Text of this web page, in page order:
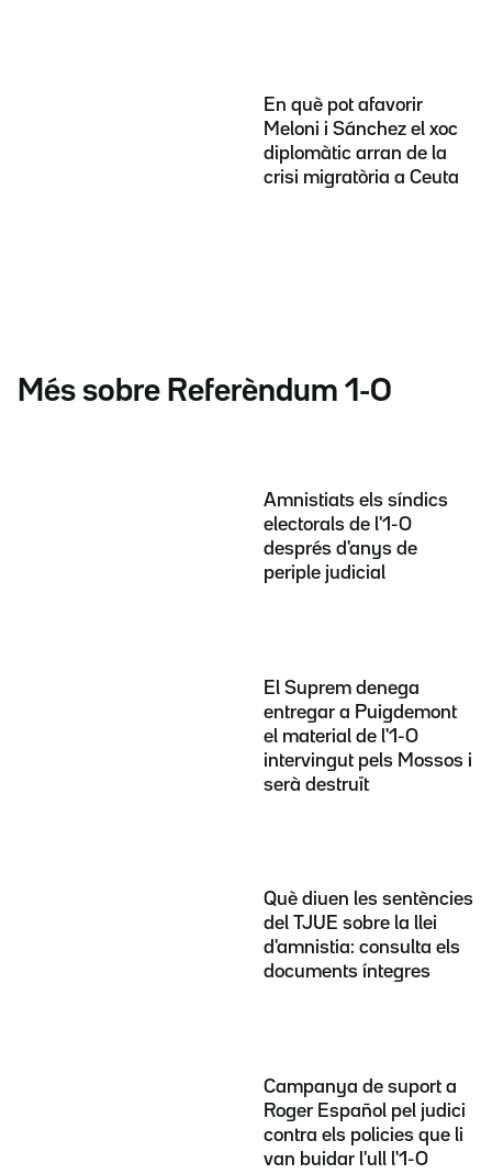
En què pot afavorir
Meloni i Sánchez el xoc
diplomàtic arran de la
crisi migratòria a Ceuta
Més sobre Referèndum 1-O
Amnistiats els síndics
electorals de l'1-O
després d'anys de
periple judicial
El Suprem denega
entregar a Puigdemont
el material de l'1-O
intervingut pels Mossos i
serà destruït
Què diuen les sentències
del TJUE sobre la llei
d'amnistia: consulta els
documents íntegres
Campanya de suport a
Roger Español pel judici
contra els policies que li
van buidar l'ull l'1-O